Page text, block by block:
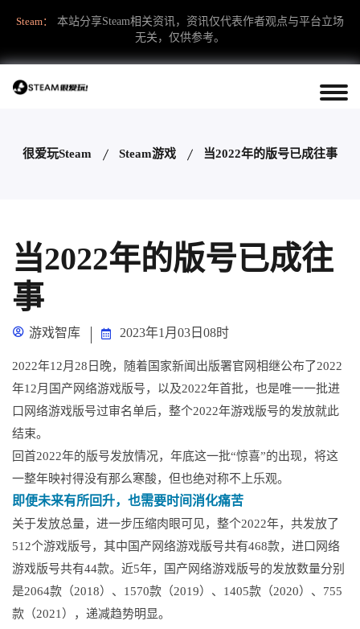
Steam：
本站分享Steam相关资讯，资讯仅代表作者观点与平台立场
无关，仅供参考。
很爱玩Steam Steam游戏 当2022年的版号已成往事
当2022年的版号已成往
事
游戏智库 2023年1月03日08时
2022年12月28日晚，随着国家新闻出版署官网相继公布了2022
年12月国产网络游戏版号，以及2022年首批，也是唯一一批进
口网络游戏版号过审名单后，整个2022年游戏版号的发放就此
结束。
回首2022年的版号发放情况，年底这一批“惊喜”的出现，将这
一整年映衬得没有那么寒酸，但也绝对称不上乐观。
即便未来有所回升，也需要时间消化痛苦
关于发放总量，进一步压缩肉眼可见，整个2022年，共发放了
512个游戏版号，其中国产网络游戏版号共有468款，进口网络
游戏版号共有44款。近5年，国产网络游戏版号的发放数量分别
是2064款（2018）、1570款（2019）、1405款（2020）、755
款（2021），递减趋势明显。